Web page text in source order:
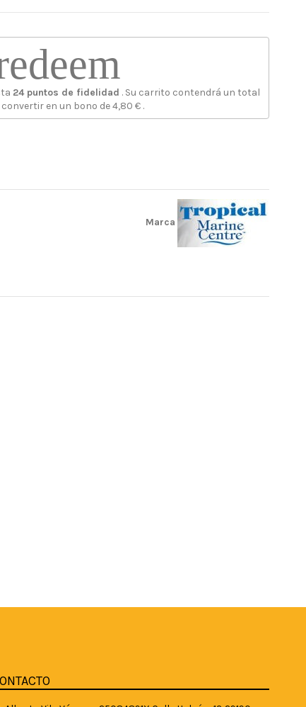
24puntos de fidelidad . Su carrito contendrá un total
convertir en un bono de4,80 €.
Marca